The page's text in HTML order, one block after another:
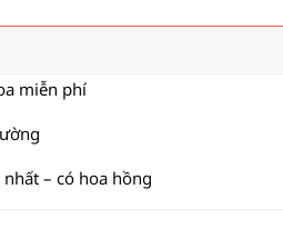
miễn phí
– có hoa hồng